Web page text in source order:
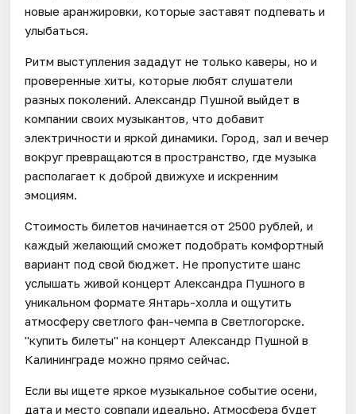
новые аранжировки, которые заставят подпевать и
улыбаться.
Ритм выступления зададут не только каверы, но и
проверенные хиты, которые любят слушатели
разных поколений. Александр Пушной выйдет в
компании своих музыкантов, что добавит
электричности и яркой динамики. Город, зал и вечер
вокруг превращаются в пространство, где музыка
располагает к доброй движухе и искренним
эмоциям.
Стоимость билетов начинается от 2500 рублей, и
каждый желающий сможет подобрать комфортный
вариант под свой бюджет. Не пропустите шанс
услышать живой концерт Александра Пушного в
уникальном формате Янтарь-холла и ощутить
атмосферу светлого фан-чемпа в Светлогорске.
"купить билеты" на концерт Александр Пушной в
Калининграде можно прямо сейчас.
Если вы ищете яркое музыкальное событие осени,
дата и место совпали идеально. Атмосфера будет